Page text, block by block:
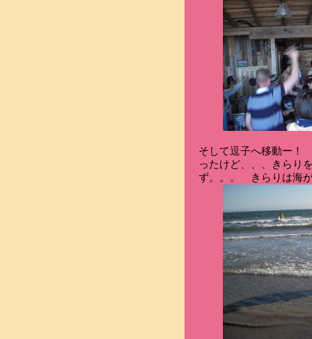
そして逗子へ移動ー！
ったけど、、、きらり
ず。。。 きらりは海